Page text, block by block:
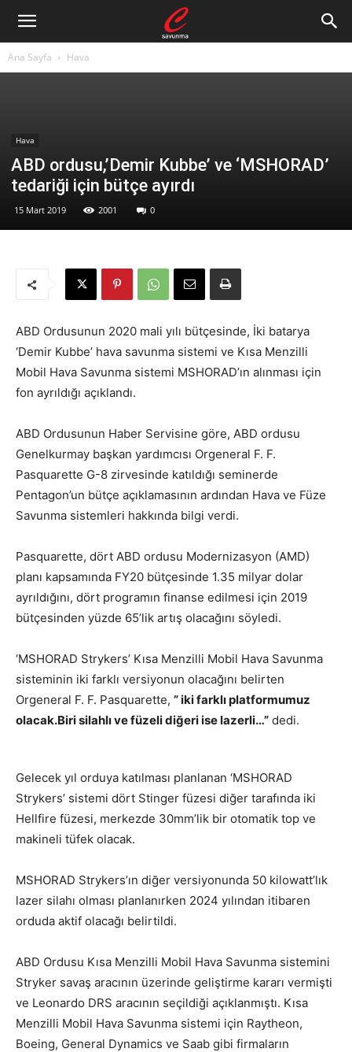
Ana Sayfa Hava
Hava
ABD ordusu,’Demir Kubbe’ ve ‘MSHORAD’
tedariği için bütçe ayırdı
15 Mart 2019 2001 0
ABD Ordusunun 2020 mali yılı bütçesinde, İki batarya
‘Demir Kubbe’ hava savunma sistemi ve Kısa Menzilli
Mobil Hava Savunma sistemi MSHORAD’ın alınması için
fon ayrıldığı açıklandı.
ABD Ordusunun Haber Servisine göre, ABD ordusu
Genelkurmay başkan yardımcısı Orgeneral F. F.
Pasquarette G-8 zirvesinde katıldığı seminerde
Pentagon’un bütçe açıklamasının ardından Hava ve Füze
Savunma sistemleri hakkında bilgi verdi.
Pasquarette, dört ABD ordusu Modernizasyon (AMD)
planı kapsamında FY20 bütçesinde 1.35 milyar dolar
ayrıldığını, dört programın finanse edilmesi için 2019
bütçesinden yüzde 65’lik artış olacağını söyledi.
‘MSHORAD Strykers’ Kısa Menzilli Mobil Hava Savunma
sisteminin iki farklı versiyonun olacağını belirten
Orgeneral F. F. Pasquarette, ” iki farklı platformumuz
olacak.Biri silahlı ve füzeli diğeri ise lazerli…” dedi.
Gelecek yıl orduya katılması planlanan ‘MSHORAD
Strykers’ sistemi dört Stinger füzesi diğer tarafında iki
Hellfire füzesi, merkezde 30mm’lik bir otomatik top ve
makineli tüfek olacak.
MSHORAD Strykers’ın diğer versiyonunda 50 kilowatt’lık
lazer silahı olması planlanırken 2024 yılından itibaren
orduda aktif olacağı belirtildi.
ABD Ordusu Kısa Menzilli Mobil Hava Savunma sistemini
Stryker savaş aracının üzerinde geliştirme kararı vermişti
ve Leonardo DRS aracının seçildiği açıklanmıştı. Kısa
Menzilli Mobil Hava Savunma sistemi için Raytheon,
Boeing, General Dynamics ve Saab gibi firmaların